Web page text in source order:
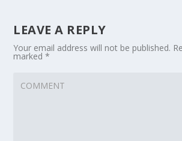
LEAVE A REPLY
Your email address will not be published.
marked*